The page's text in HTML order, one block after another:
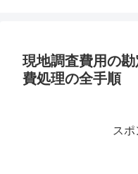
現地調査費用の
費処理の全手順
スポ